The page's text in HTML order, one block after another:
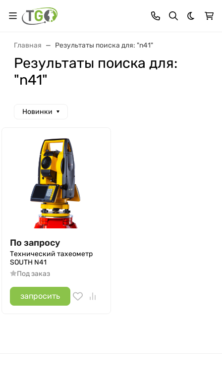
Темная
Главная Результаты поиска для: "n41"
Результаты поиска для:
"n41"
Новинки
По запросу
Технический тахеометр
SOUTH N41
Под заказ
запросить